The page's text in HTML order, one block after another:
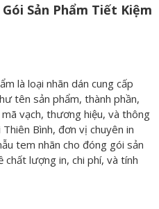
Sản Phẩm Tiết Kiệm
là loại nhãn dán cung cấp
tên sản phẩm, thành phần,
vạch, thương hiệu, và thông
Bình, đơn vị chuyên in
tem nhãn cho đóng gói sản
lượng in, chi phí, và tính